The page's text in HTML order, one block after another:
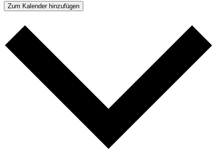
Zum Kalender hinzufügen